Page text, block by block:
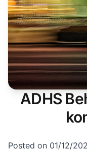
ADHS
Posted on 01/12/